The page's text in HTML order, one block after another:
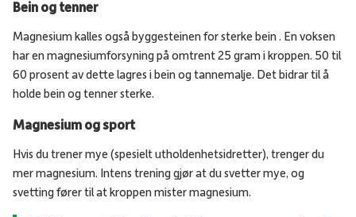
Bein og tenner
Magnesium kalles også byggesteinen for sterke bein . En voksen
har en magnesiumforsyning på omtrent 25 gram i kroppen. 50 til
60 prosent av dette lagres i bein og tannemalje. Det bidrar til å
holde bein og tenner sterke.
Magnesium og sport
Hvis du trener mye (spesielt utholdenhetsidretter), trenger du
mer magnesium. Intens trening gjør at du svetter mye, og
svetting fører til at kroppen mister magnesium.